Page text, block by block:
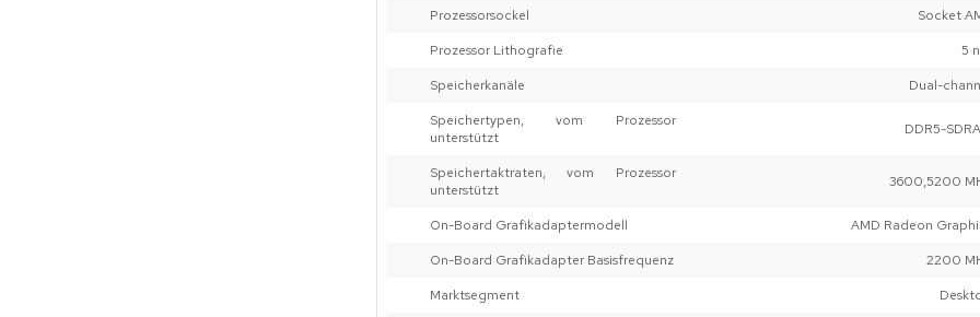
Prozessorsockel
Socket
Prozessor Lithografie
5
Speicherkanäle
Dual-
Speichertypen, vom Prozessor
unterstützt
DDR5-
Speichertaktraten, vom Prozessor
unterstützt
3600,5200
On-Board Grafikadaptermodell
AMD Radeon
On-Board Grafikadapter Basisfrequenz
2200
Marktsegment